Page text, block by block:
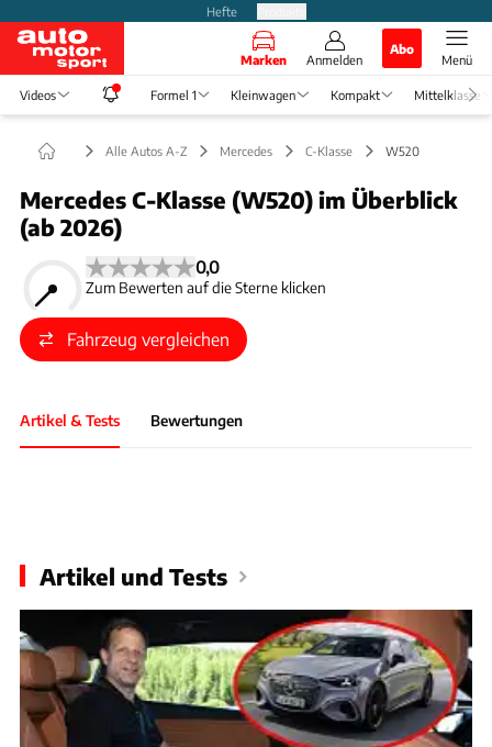
Hefte
Marken Anmelden
Abo
Menü
Videos Formel 1 Kleinwagen Kompakt Mittelklasse
Alle Autos A-Z Mercedes C-Klasse W520
Mercedes C-Klasse (W520) im Überblick
(ab 2026)
0,0
Zum Bewerten auf die Sterne klicken
Fahrzeug vergleichen
Artikel & Tests Bewertungen
Artikel und Tests